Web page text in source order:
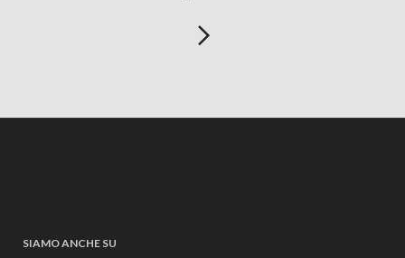
SIAMO ANCHE SU